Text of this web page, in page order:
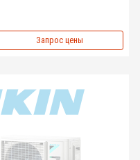
Запрос цены